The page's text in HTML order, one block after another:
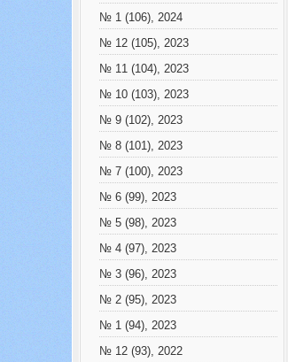
№ 1 (106), 2024
№ 12 (105), 2023
№ 11 (104), 2023
№ 10 (103), 2023
№ 9 (102), 2023
№ 8 (101), 2023
№ 7 (100), 2023
№ 6 (99), 2023
№ 5 (98), 2023
№ 4 (97), 2023
№ 3 (96), 2023
№ 2 (95), 2023
№ 1 (94), 2023
№ 12 (93), 2022